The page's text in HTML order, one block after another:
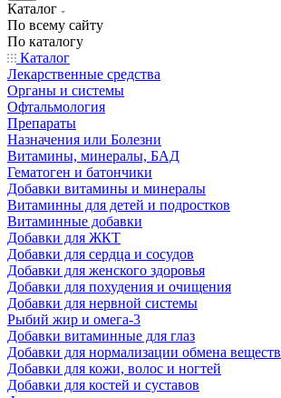
Каталог
По всему сайту
По каталогу
Каталог
Лекарственные средства
Органы и системы
Офтальмология
Препараты
Назначения или Болезни
Витамины, минералы, БАД
Гематоген и батончики
Добавки витамины и минералы
Витаминны для детей и подростков
Витаминные добавки
Добавки для ЖКТ
Добавки для сердца и сосудов
Добавки для женского здоровья
Добавки для похудения и очищения
Добавки для нервной системы
Рыбий жир и омега-3
Добавки витаминные для глаз
Добавки для нормализации обмена веществ
Добавки для кожи, волос и ногтей
Добавки для костей и суставов